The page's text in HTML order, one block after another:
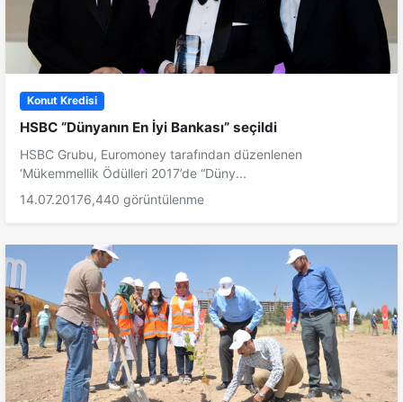
Konut Kredisi
HSBC “Dünyanın En İyi Bankası” seçildi
HSBC Grubu, Euromoney tarafından düzenlenen
‘Mükemmellik Ödülleri 2017’de “Düny...
14.07.20176,440 görüntülenme